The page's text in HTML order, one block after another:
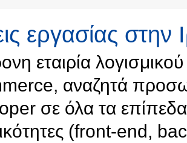
εργασίας στην
εταιρία
αναζητά
σε όλα τα
(front-end,